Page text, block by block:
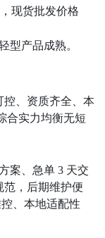
现货批发价格
型产品成熟。
控、资质齐全、本
合实力均衡无短
案、急单 3 天交
范，后期维护便
、本地适配性